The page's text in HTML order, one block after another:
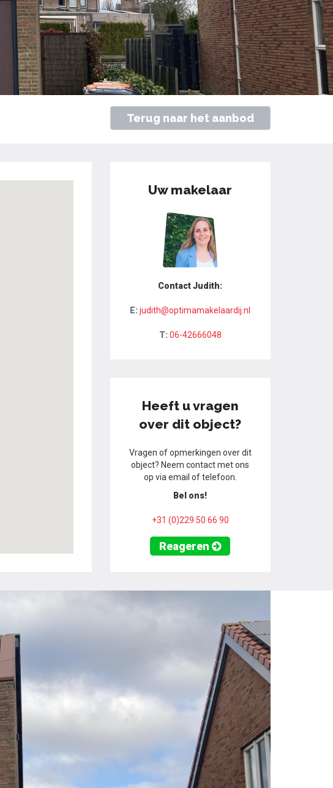
Terug naar het aanbod
Uw makelaar
Contact Judith:
E: judith@optimamakelaardij.nl
T: 06-42666048
Heeft u vragen
over dit object?
Vragen of opmerkingen over dit
object? Neem contact met ons
op via email of telefoon.
Bel ons!
+31 (0)229 50 66 90
Reageren